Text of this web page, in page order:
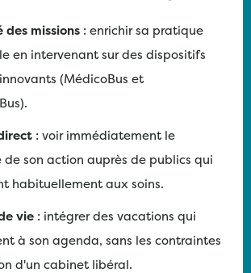
des missions: enrichir sa pratique
en intervenant sur des dispositifs
(MédicoBus et
: voir immédiatement le
de son action auprès de publics qui
habituellement aux soins.
vie: intégrer des vacations qui
à son agenda, sans les contraintes
d'un cabinet libéral.